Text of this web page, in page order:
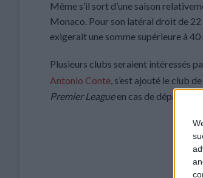
Même s’il sort d’une saison
Monaco. Pour son latéral droit de 22
exigerait une somme supérieure à
Plusieurs clubs seraient intéressés
Antonio Conte, s’est ajouté le club
Premier Leagueen cas de départ